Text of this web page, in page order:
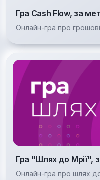
Гра Cash Flow, за
Онлайн-гра про
Гра "Шлях до Мрії",
Онлайн-гра про шлях